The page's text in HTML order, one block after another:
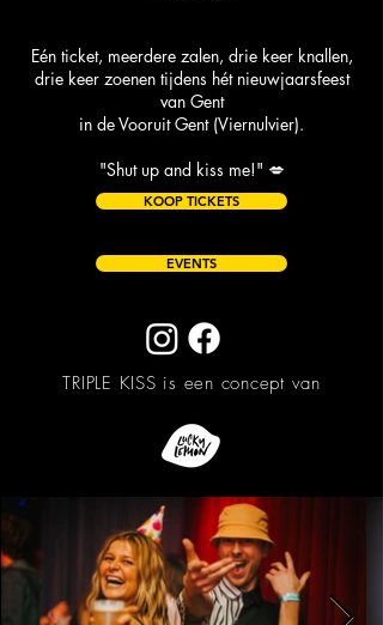
Eén ticket, meerdere zalen, drie keer knallen,
drie keer zoenen tijdens hét nieuwjaarsfeest
van Gent
in de Vooruit Gent (Viernulvier).
"Shut up and kiss me!" 💋
KOOP TICKETS
EVENTS
TRIPLE KISS is een concept van